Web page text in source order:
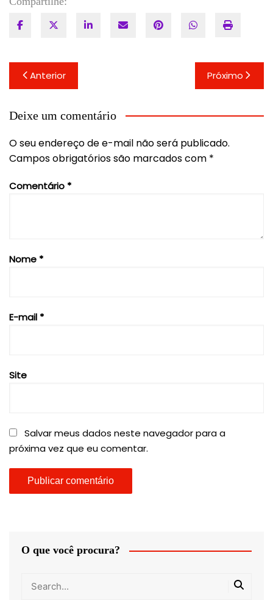
Navegação
de
Post
Anterior Próximo
Deixe um comentário
O seu endereço de e-mail não será publicado.
Campos obrigatórios são marcados com *
Comentário *
Nome *
E-mail *
Site
Salvar meus dados neste navegador para a
próxima vez que eu comentar.
O que você procura?